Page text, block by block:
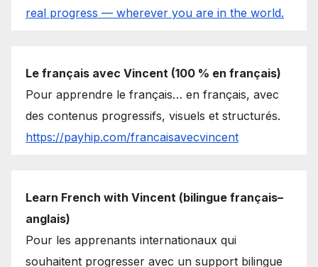
real progress — wherever you are in the world.
Le français avec Vincent (100 % en français)
Pour apprendre le français… en français, avec
des contenus progressifs, visuels et structurés.
https://payhip.com/francaisavecvincent
Learn French with Vincent (bilingue français–
anglais)
Pour les apprenants internationaux qui
souhaitent progresser avec un support bilingue